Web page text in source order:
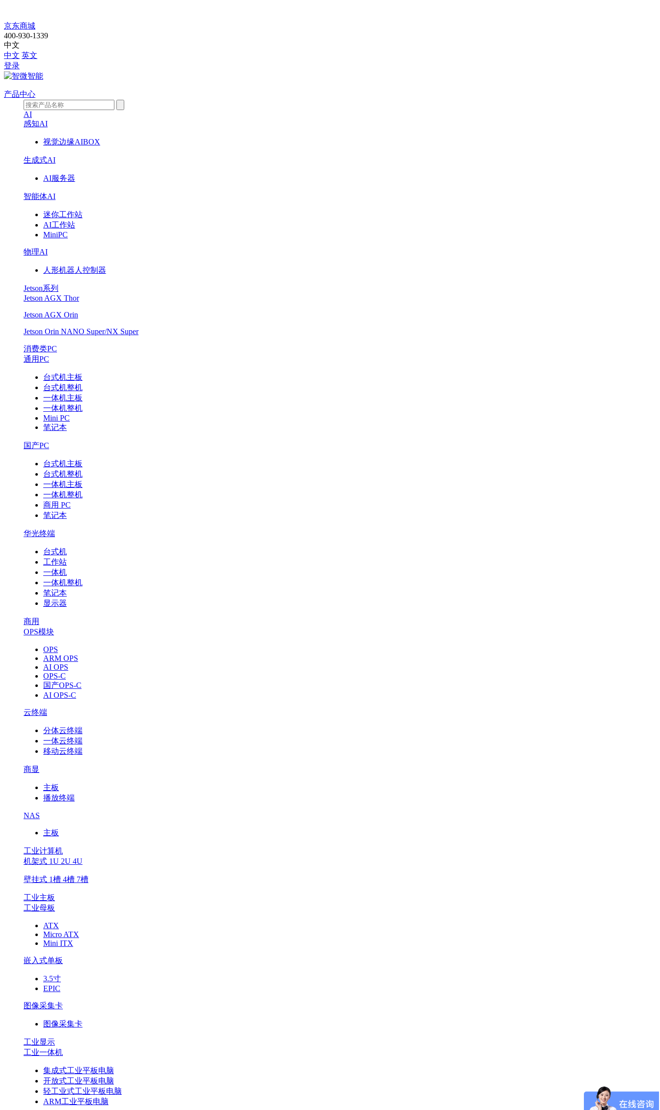
走
进
智
微
京东商城
400-930-1339
中文
中文 英文
登录
产品中心
AI
感知AI
视觉边缘AIBOX
生成式AI
AI服务器
智能体AI
迷你工作站
AI工作站
MiniPC
物理AI
人形机器人控制器
Jetson系列
Jetson AGX Thor
Jetson AGX Orin
Jetson Orin NANO Super/NX Super
消费类PC
通用PC
台式机主板
台式机整机
一体机主板
一体机整机
Mini PC
笔记本
国产PC
台式机主板
台式机整机
一体机主板
一体机整机
商用 PC
笔记本
华光终端
台式机
工作站
一体机
一体机整机
笔记本
显示器
商用
OPS模块
OPS
ARM OPS
AI OPS
OPS-C
国产OPS-C
AI OPS-C
云终端
分体云终端
一体云终端
移动云终端
商显
主板
播放终端
NAS
主板
工业计算机
机架式 1U 2U 4U
壁挂式 1槽 4槽 7槽
工业主板
工业母板
ATX
Micro ATX
Mini ITX
嵌入式单板
3.5寸
EPIC
图像采集卡
图像采集卡
工业显示
工业一体机
集成式工业平板电脑
开放式工业平板电脑
轻工业式工业平板电脑
ARM工业平板电脑